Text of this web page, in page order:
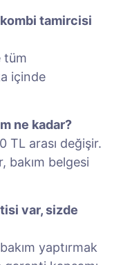
tamircisi
tüm
içinde
ne kadar?
TL arası değişir.
bakım belgesi
var, sizde
yaptırmak